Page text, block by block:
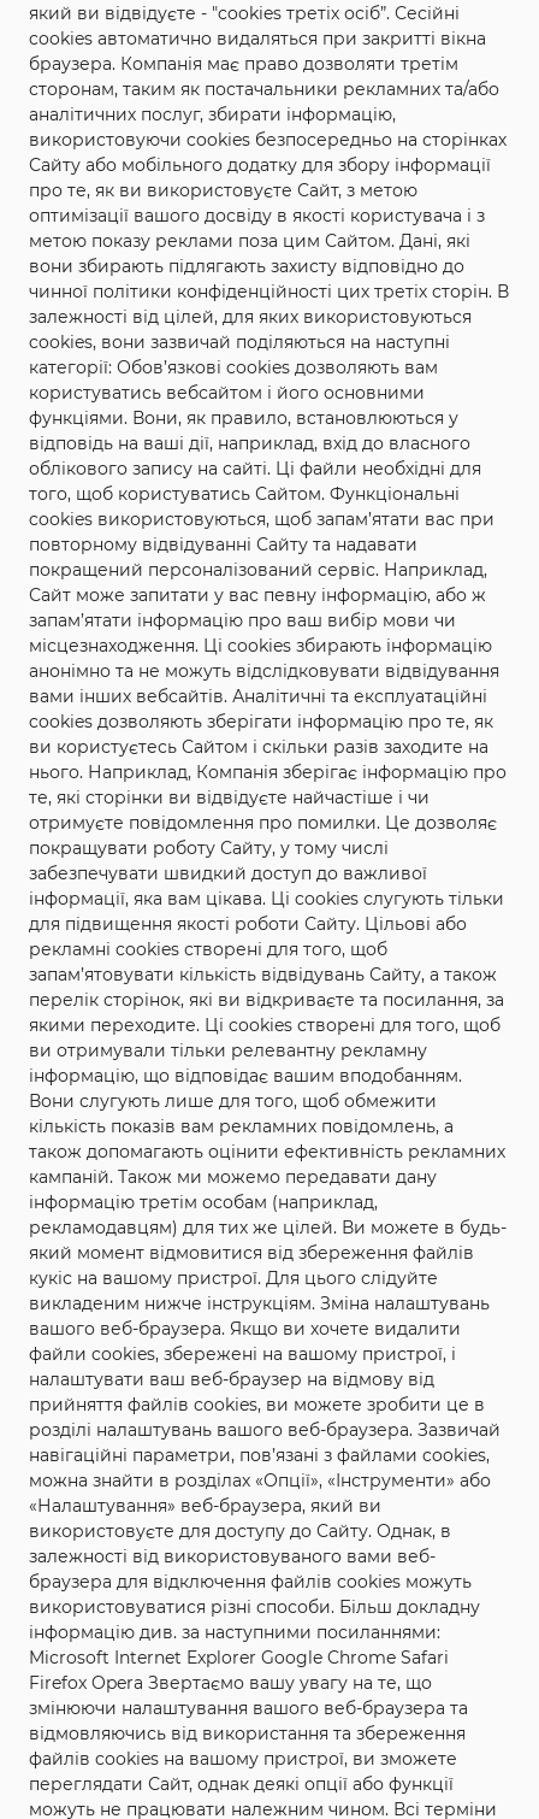
який ви відвідуєте - "cookies третіх осіб”. Сесійні
cookies автоматично видаляться при закритті вікна
браузера. Компанія має право дозволяти третім
сторонам, таким як постачальники рекламних та/або
аналітичних послуг, збирати інформацію,
використовуючи cookies безпосередньо на сторінках
Сайту або мобільного додатку для збору інформації
про те, як ви використовуєте Сайт, з метою
оптимізації вашого досвіду в якості користувача і з
метою показу реклами поза цим Сайтом. Дані, які
вони збирають підлягають захисту відповідно до
чинної політики конфіденційності цих третіх сторін. В
залежності від цілей, для яких використовуються
cookies, вони зазвичай поділяються на наступні
категорії: Обов’язкові cookies дозволяють вам
користуватись вебсайтом і його основними
функціями. Вони, як правило, встановлюються у
відповідь на ваші дії, наприклад, вхід до власного
облікового запису на сайті. Ці файли необхідні для
того, щоб користуватись Сайтом. Функціональні
cookies використовуються, щоб запам’ятати вас при
повторному відвідуванні Сайту та надавати
покращений персоналізований сервіс. Наприклад,
Сайт може запитати у вас певну інформацію, або ж
запам’ятати інформацію про ваш вибір мови чи
місцезнаходження. Ці cookies збирають інформацію
анонімно та не можуть відслідковувати відвідування
вами інших вебсайтів. Аналітичні та експлуатаційні
cookies дозволяють зберігати інформацію про те, як
ви користуєтесь Сайтом і скільки разів заходите на
нього. Наприклад, Компанія зберігає інформацію про
те, які сторінки ви відвідуєте найчастіше і чи
отримуєте повідомлення про помилки. Це дозволяє
покращувати роботу Сайту, у тому числі
забезпечувати швидкий доступ до важливої
інформації, яка вам цікава. Ці cookies слугують тільки
для підвищення якості роботи Сайту. Цільові або
рекламні cookies створені для того, щоб
запам’ятовувати кількість відвідувань Сайту, а також
перелік сторінок, які ви відкриваєте та посилання, за
якими переходите. Ці cookies створені для того, щоб
ви отримували тільки релевантну рекламну
інформацію, що відповідає вашим вподобанням.
Вони слугують лише для того, щоб обмежити
кількість показів вам рекламних повідомлень, а
також допомагають оцінити ефективність рекламних
кампаній. Також ми можемо передавати дану
інформацію третім особам (наприклад,
рекламодавцям) для тих же цілей. Ви можете в будь-
який момент відмовитися від збереження файлів
кукіс на вашому пристрої. Для цього слідуйте
викладеним нижче інструкціям. Зміна налаштувань
вашого веб-браузера. Якщо ви хочете видалити
файли cookies, збережені на вашому пристрої, і
налаштувати ваш веб-браузер на відмову від
прийняття файлів cookies, ви можете зробити це в
розділі налаштувань вашого веб-браузера. Зазвичай
навігаційні параметри, пов’язані з файлами cookies,
можна знайти в розділах «Опції», «Інструменти» або
«Налаштування» веб-браузера, який ви
використовуєте для доступу до Сайту. Однак, в
залежності від використовуваного вами веб-
браузера для відключення файлів cookies можуть
використовуватися різні способи. Більш докладну
інформацію див. за наступними посиланнями:
Microsoft Internet Explorer Google Chrome Safari
Firefox Opera Звертаємо вашу увагу на те, що
змінюючи налаштування вашого веб-браузера та
відмовляючись від використання та збереження
файлів cookies на вашому пристрої, ви зможете
переглядати Сайт, однак деякі опції або функції
можуть не працювати належним чином. Всі терміни
Є на Одещині населений пункт,
про який мало хто і що знає.
А зветься він ТРОЯНДОВЕ.
В нашому селі на рік
вирощується близько
півмільйона саджанців троянд.
Саме зараз, на початку літа,
починається перше,
наймасовіше цвітіння троянд.
Троянди в Трояндовому ростуть
не тільки в господарствах, що
реалізовують троянду, а й у
кожному дворі та й просто на
клумбах села. Під час цвітіння
повітря в селі наповнюється
неймовірними ароматами
квітучих троянд. По неофіційним
даним, якщо дуже захотіти, то в
Трояндовому можна придбати
близько 1000 сортів троянд.
Саме Трояндове на всі 100%
повністю виправдовує свою
назву.
Ніде в Україні, і це не гучні
слова, ви не знайдете такої
кількості троянд.
Ще 25 років назад, було все по
іншому і до троянд ми та наше
село не мали ніякого
відношення. І все змінилося
завдяки одній людині, людині,
яка своєю працею, натхненням
та безмірною любв'ю до своєї
справи, змогла із звичайного,
нічим непримітного села,
зробити цілий трояндовий рай.
Це Микола Васильович Громлюк.
На превеликий жаль, і це дуже
не втішно, його вже немає з
нами. Але його справа - жива.
Справа дуже благородна,
прекрасна- створювати красу.
АДЖЕ ТРОЯНДА - КВІТКА, У ЯКОЇ
НЕМАЄ КОНКУРЕНТІВ, А